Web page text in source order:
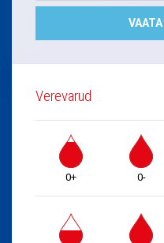
Verevarud
0+ 0-